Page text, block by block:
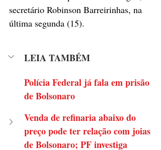
secretário Robinson Barreirinhas, na
última segunda (15).
LEIA TAMBÉM
Polícia Federal já fala em prisão
de Bolsonaro
Venda de refinaria abaixo do
preço pode ter relação com joias
de Bolsonaro; PF investiga